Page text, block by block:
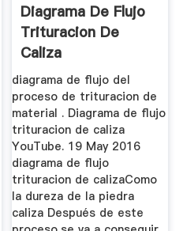
Diagrama De Flujo
Trituracion De
Caliza
diagrama de flujo del
proceso de trituracion de
material . Diagrama de flujo
trituracion de caliza
YouTube. 19 May 2016
diagrama de flujo
trituracion de calizaComo
la dureza de la piedra
caliza Después de este